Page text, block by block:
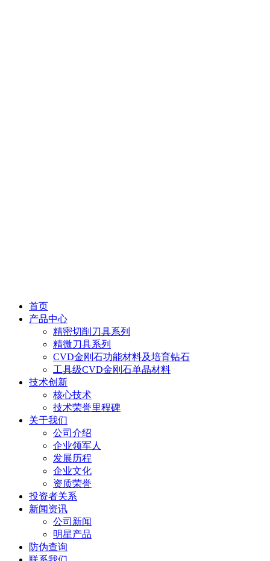
首页
产品中心
精密切削刀具系列
精微刀具系列
CVD金刚石功能材料及培育钻石
工具级CVD金刚石单晶材料
技术创新
核心技术
技术荣誉里程碑
关于我们
公司介绍
企业领军人
发展历程
企业文化
资质荣誉
投资者关系
新闻资讯
公司新闻
明星产品
防伪查询